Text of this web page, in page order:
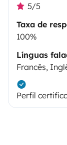
5/5
Taxa de
100%
Línguas
Francês,
Perfil